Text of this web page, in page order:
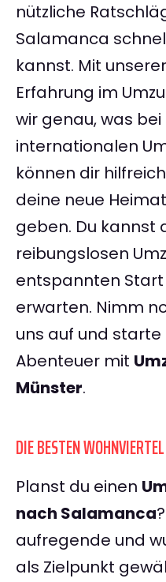
nützliche
Salamanca
kannst. Mit
Erfahrung im
wir genau, was
internationalen
können dir
deine neue
geben. Du kannst
reibungslosen
entspannten
erwarten. Nimm
uns auf und
Abenteuer mit
Münster.
DIE BESTEN
Planst du einen
nach Salamanca
aufregende und
als Zielpunkt